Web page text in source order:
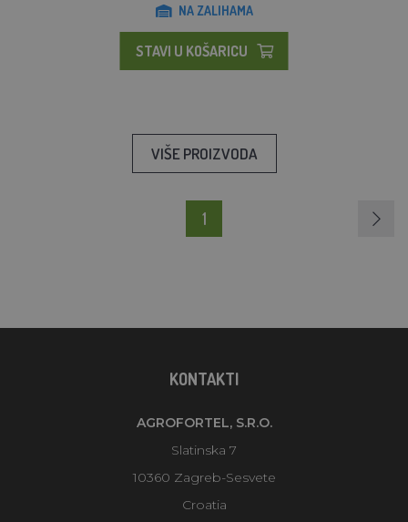
NA ZALIHAMA
STAVI U KOŠARICU
VIŠE PROIZVODA
1
KONTAKTI
AGROFORTEL, S.R.O.
Slatinska 7
10360 Zagreb-Sesvete
Croatia